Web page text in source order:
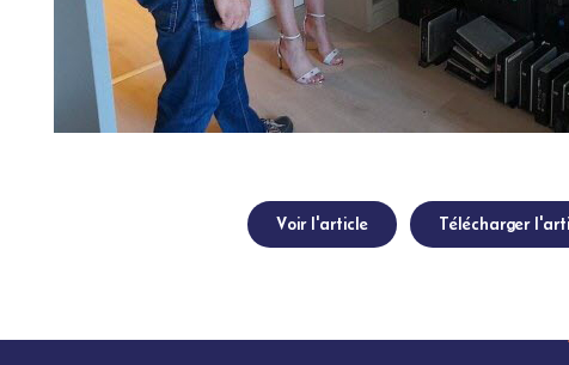
Voir l'article Télécharger